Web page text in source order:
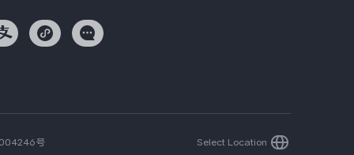
号 Select Location